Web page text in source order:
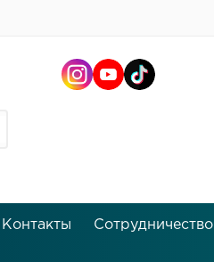
Контакты Сотрудничество